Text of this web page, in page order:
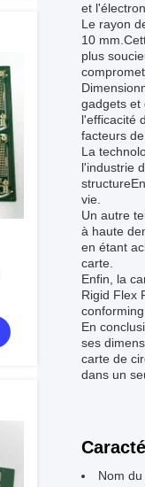
et
Le rayon
10
plus
gadgets et
l'efficacité
facteurs
La
l'industrie
vie.
Un autre
à haute
en étant
carte.
Enfin, la
Rigid Flex
En
ses
carte de
dans un
Nom